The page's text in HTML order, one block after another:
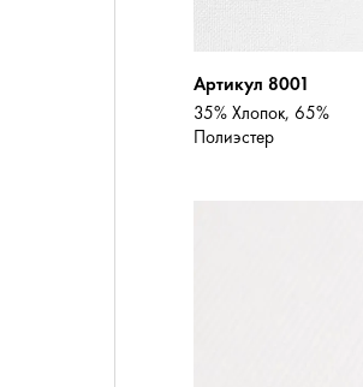
Артикул 8001
35% Хлопок, 65%
Полиэстер